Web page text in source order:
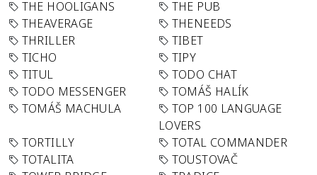
THE HOOLIGANS
THE PUB
THEAVERAGE
THENEEDS
THRILLER
TIBET
TICHO
TIPY
TITUL
TODO CHAT
TODO MESSENGER
TOMÁŠ HALÍK
TOMÁŠ MACHULA
TOP 100 LANGUAGE
LOVERS
TORTILLY
TOTAL COMMANDER
TOTALITA
TOUSTOVAČ